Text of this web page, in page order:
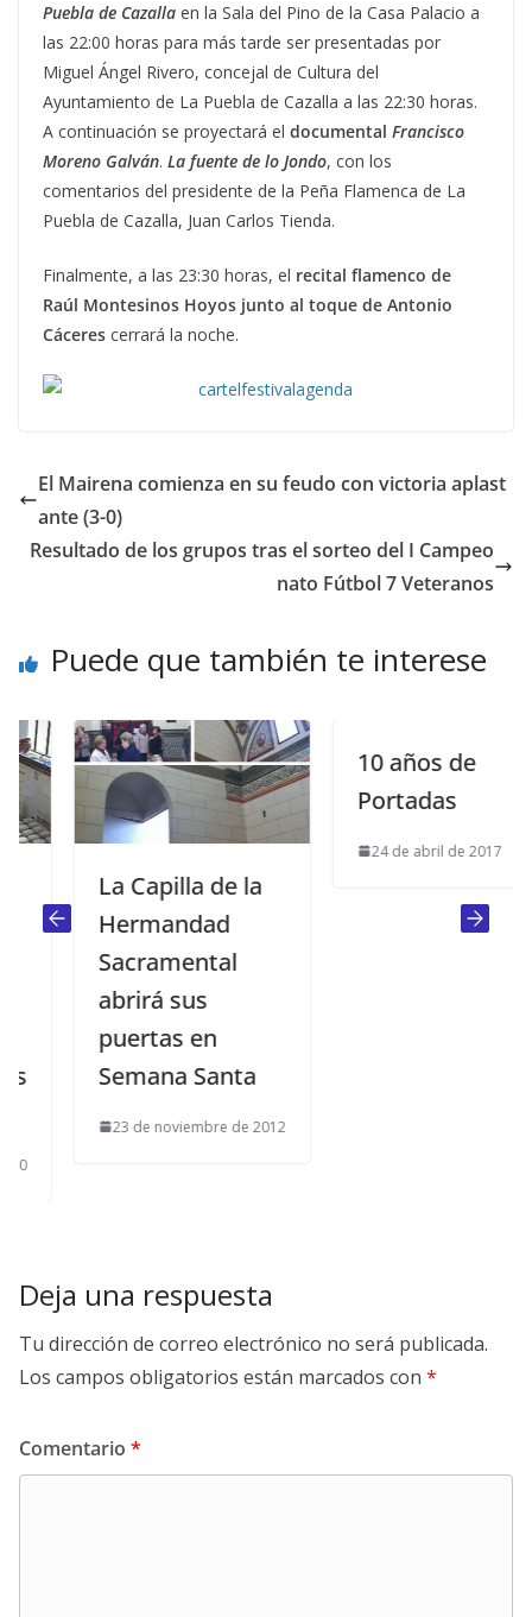
Puebla de Cazalla en la Sala del Pino de la Casa Palacio a
las 22:00 horas para más tarde ser presentadas por
Miguel Ángel Rivero, concejal de Cultura del
Ayuntamiento de La Puebla de Cazalla a las 22:30 horas.
A continuación se proyectará el documental Francisco
Moreno Galván. La fuente de lo Jondo, con los
comentarios del presidente de la Peña Flamenca de La
Puebla de Cazalla, Juan Carlos Tienda.
Finalmente, a las 23:30 horas, el recital flamenco de
Raúl Montesinos Hoyos junto al toque de Antonio
Cáceres cerrará la noche.
El Mairena comienza en su feudo con victoria aplast
ante (3-0)
Resultado de los grupos tras el sorteo del I Campeo
nato Fútbol 7 Veteranos
Puede que también te interese
La Capilla de la
Hermandad
Sacramental
abrirá sus
puertas en
Semana Santa
23 de noviembre de 2012
10 años de
Portadas
24 de abril de 2017
Deja una respuesta
Tu dirección de correo electrónico no será publicada.
Los campos obligatorios están marcados con *
Comentario *